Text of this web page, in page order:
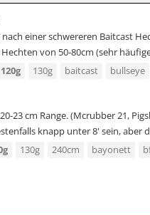
einer schwereren Baitcast
von 50-80cm (sehr
120g 130g baitcast bullseye
23 cm Range. (Mcrubber 21,
knapp unter 8' sein, aber
130g 240cm bayonett